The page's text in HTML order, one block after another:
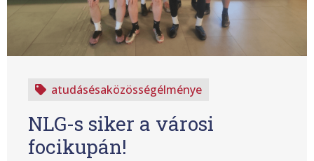
atudásésaközösségélménye
NLG-s siker a városi
focikupán!